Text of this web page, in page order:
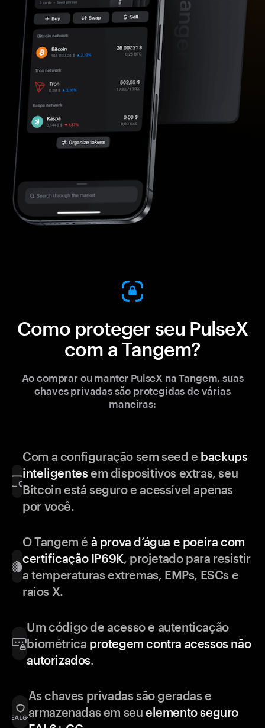
Como proteger seu PulseX
com a Tangem?
Ao comprar ou manter PulseX na Tangem, suas
chaves privadas são protegidas de várias
maneiras:
Com a configuração sem seed e backups
inteligentesem dispositivos extras, seu
Bitcoin está seguro e acessível apenas
por você.
O Tangem é à prova d’água e poeira com
certificação IP69K, projetado para resistir
a temperaturas extremas, EMPs, ESCs e
raios X.
Um código de acesso e autenticação
biométrica protegem contra acessos não
autorizados.
As chaves privadas são geradas e
armazenadas em seu elemento seguro